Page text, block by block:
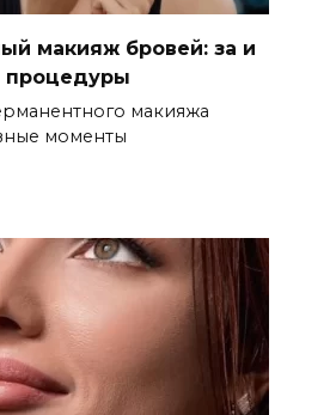
макияж бровей: за и
процедуры
макияжа
моменты